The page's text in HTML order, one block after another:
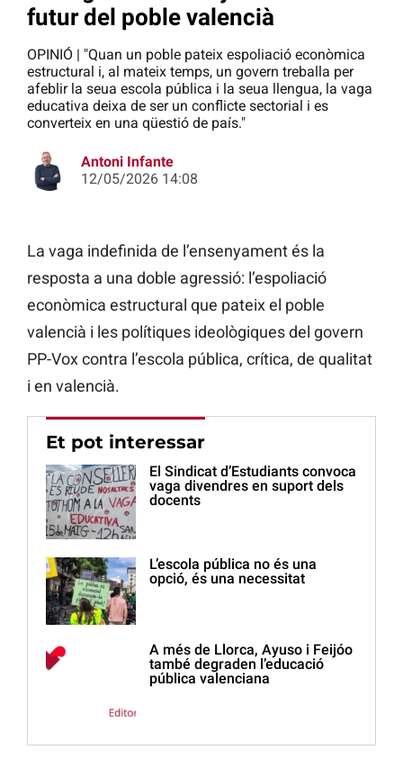
futur del poble valencià
OPINIÓ | "Quan un poble pateix espoliació econòmica
estructural i, al mateix temps, un govern treballa per
afeblir la seua escola pública i la seua llengua, la vaga
educativa deixa de ser un conflicte sectorial i es
converteix en una qüestió de país."
Antoni Infante
12/05/2026 14:08
La vaga indefinida de l’ensenyament és la
resposta a una doble agressió: l’espoliació
econòmica estructural que pateix el poble
valencià i les polítiques ideològiques del govern
PP-Vox contra l’escola pública, crítica, de qualitat
i en valencià.
Et pot interessar
El Sindicat d’Estudiants convoca
vaga divendres en suport dels
docents
L’escola pública no és una
opció, és una necessitat
A més de Llorca, Ayuso i Feijóo
també degraden l’educació
pública valenciana